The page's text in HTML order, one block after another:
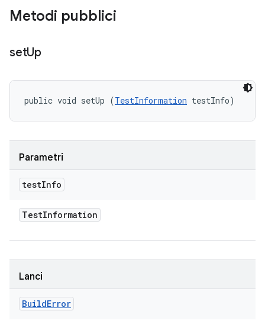
Metodi pubblici
setUp
public void setUp (TestInformation testInfo)
Parametri
testInfo
TestInformation
Lanci
BuildError